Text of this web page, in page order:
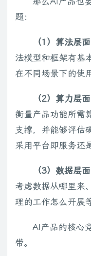
题：
（1）算法层面
法模型和框架有基
在不同场景下的使
（2）算力层面
衡量产品功能所需
支撑，并能够评估
采用平台即服务还
（3）数据层面
考虑数据从哪里来
理的工作怎么开展
AI产品的核心
带。